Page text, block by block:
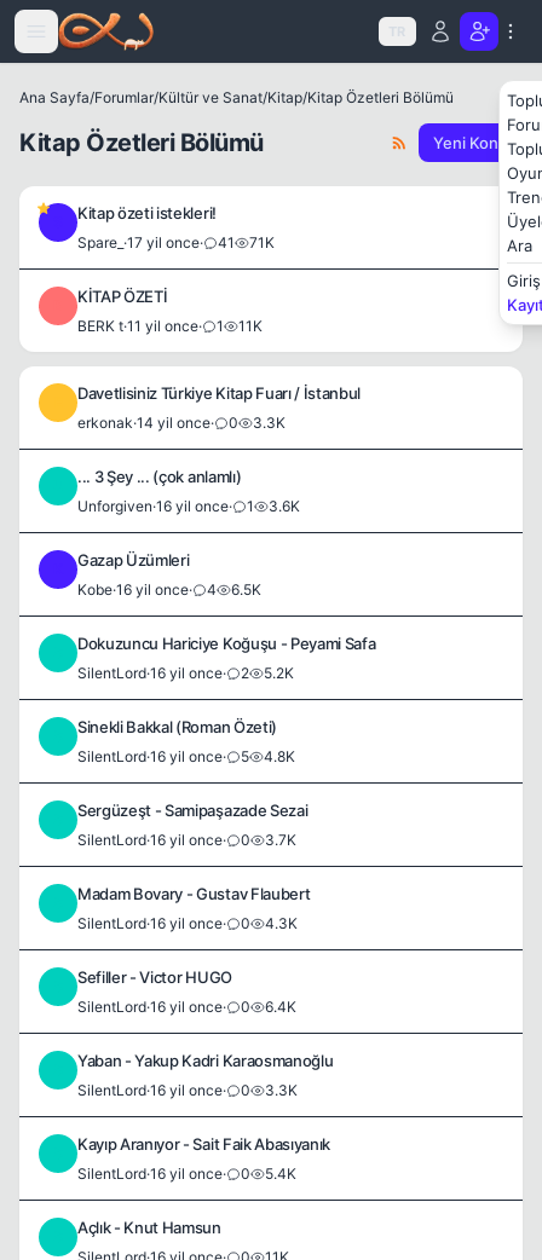
Icerige atla
TR
Ara
Giriş
Ana Sayfa/Forumlar/Kültür ve Sanat/Kitap/Kitap Özetleri Bölümü
Kitap Özetleri Bölümü Yeni Konu
Kitap özeti istekleri!
Spare_ ·17 yil once· 41 71K
KİTAP ÖZETİ
BERK t·11 yil once· 1 11K
Davetlisiniz Türkiye Kitap Fuarı / İstanbul
erkonak·14 yil once· 0 3.3K
... 3 Şey ... (çok anlamlı)
Unforgiven·16 yil once· 1 3.6K
Gazap Üzümleri
Kobe·16 yil once· 4 6.5K
Dokuzuncu Hariciye Koğuşu - Peyami Safa
SilentLord·16 yil once· 2 5.2K
Sinekli Bakkal (Roman Özeti)
SilentLord·16 yil once· 5 4.8K
Sergüzeşt - Samipaşazade Sezai
SilentLord·16 yil once· 0 3.7K
Madam Bovary - Gustav Flaubert
SilentLord·16 yil once· 0 4.3K
Sefiller - Victor HUGO
SilentLord·16 yil once· 0 6.4K
Yaban - Yakup Kadri Karaosmanoğlu
SilentLord·16 yil once· 0 3.3K
Kayıp Aranıyor - Sait Faik Abasıyanık
SilentLord·16 yil once· 0 5.4K
Açlık - Knut Hamsun